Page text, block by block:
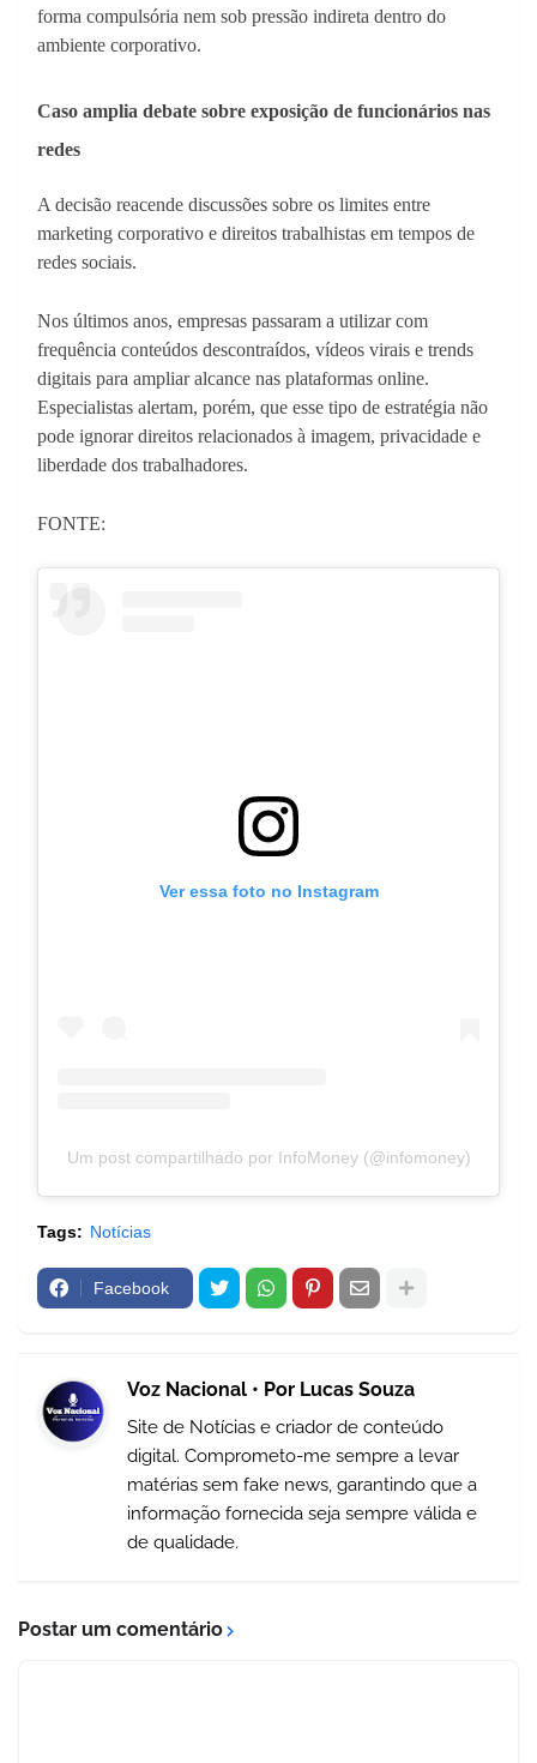
forma compulsória nem sob pressão indireta dentro do
ambiente corporativo.
Caso amplia debate sobre exposição de funcionários nas
redes
A decisão reacende discussões sobre os limites entre
marketing corporativo e direitos trabalhistas em tempos de
redes sociais.
Nos últimos anos, empresas passaram a utilizar com
frequência conteúdos descontraídos, vídeos virais e trends
digitais para ampliar alcance nas plataformas online.
Especialistas alertam, porém, que esse tipo de estratégia não
pode ignorar direitos relacionados à imagem, privacidade e
liberdade dos trabalhadores.
FONTE:
Ver essa foto no Instagram
Um post compartilhado por InfoMoney (@infomoney)
Tags: Notícias
Facebook
Voz Nacional • Por Lucas Souza
Site de Notícias e criador de conteúdo
digital. Comprometo-me sempre a levar
matérias sem fake news, garantindo que a
informação fornecida seja sempre válida e
de qualidade.
Postar um comentário